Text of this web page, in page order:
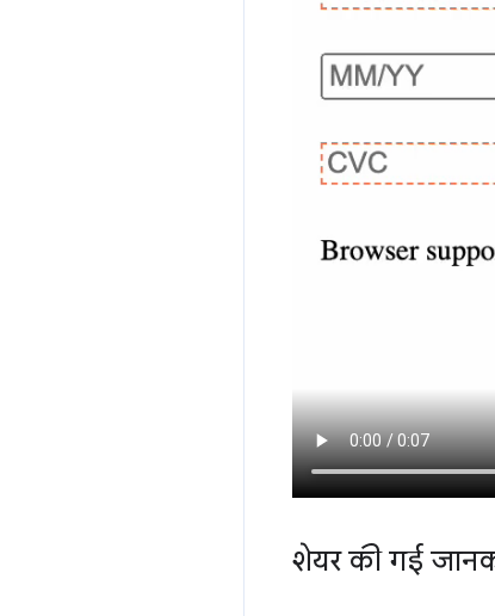
शेयर की गई